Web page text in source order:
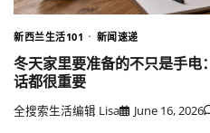
新西兰生活101 新闻速递
冬天家里要准备的不只是手电
话都很重要
全搜索生活编辑 Lisa June 16, 2026